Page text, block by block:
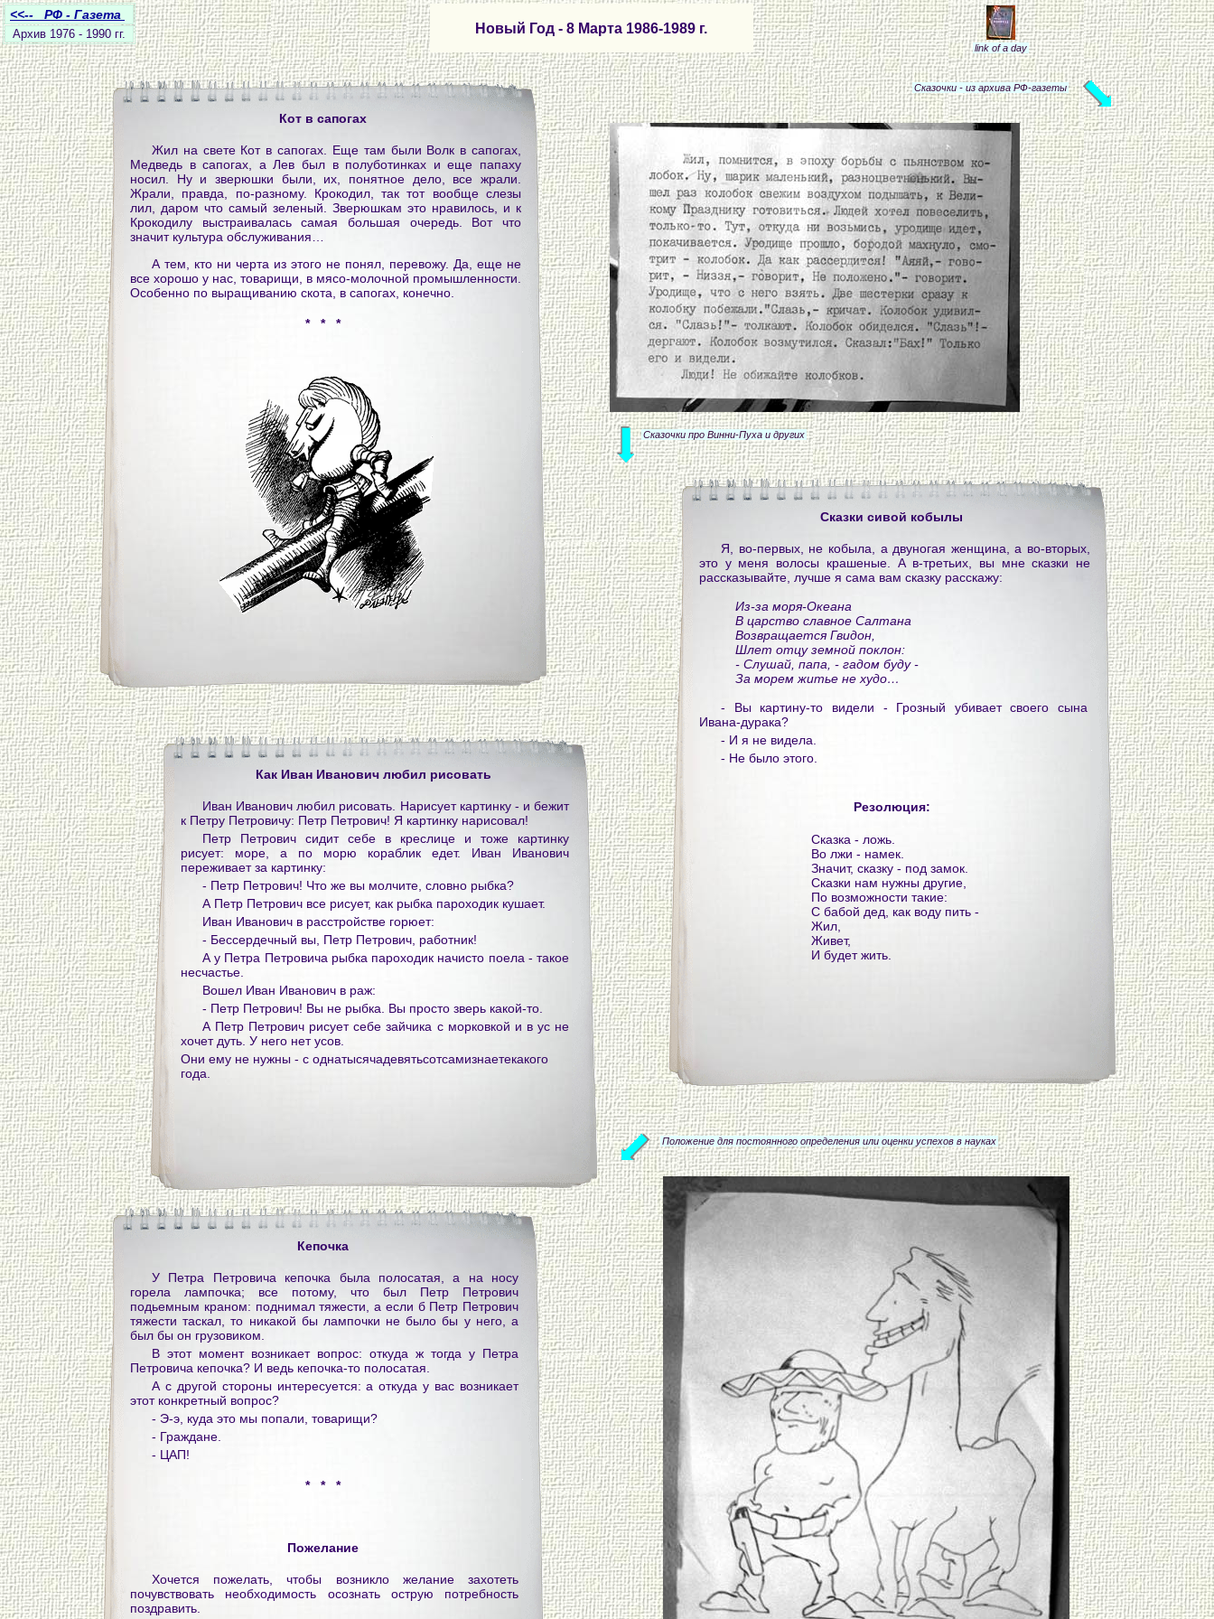
<<-- РФ - Газета
Архив 1976 - 1990 гг. Новый Год - 8 Марта 1986-1989 г.
link of a day
Кот в сапогах
Жил на свете Кот в сапогах. Еще там были Волк в сапогах,
Медведь в сапогах, а Лев был в полуботинках и еще папаху
носил. Ну и зверюшки были, их, понятное дело, все жрали.
Жрали, правда, по-разному. Крокодил, так тот вообще слезы
лил, даром что самый зеленый. Зверюшкам это нравилось, и к
Крокодилу выстраивалась самая большая очередь. Вот что
значит культура обслуживания…
А тем, кто ни черта из этого не понял, перевожу. Да, еще не
все хорошо у нас, товарищи, в мясо-молочной промышленности.
Особенно по выращиванию скота, в сапогах, конечно.
* * *
Как Иван Иванович любил рисовать
Иван Иванович любил рисовать. Нарисует картинку - и бежит
к Петру Петровичу: Петр Петрович! Я картинку нарисовал!
Петр Петрович сидит себе в креслице и тоже картинку
рисует: море, а по морю кораблик едет. Иван Иванович
переживает за картинку:
- Петр Петрович! Что же вы молчите, словно рыбка?
А Петр Петрович все рисует, как рыбка пароходик кушает.
Иван Иванович в расстройстве горюет:
- Бессердечный вы, Петр Петрович, работник!
А у Петра Петровича рыбка пароходик начисто поела - такое
несчастье.
Вошел Иван Иванович в раж:
- Петр Петрович! Вы не рыбка. Вы просто зверь какой-то.
А Петр Петрович рисует себе зайчика с морковкой и в ус не
хочет дуть. У него нет усов.
Они ему не нужны - с однатысячадевятьсотсамизнаетекакого
года.
Кепочка
У Петра Петровича кепочка была полосатая, а на носу
горела лампочка; все потому, что был Петр Петрович
подьемным краном: поднимал тяжести, а если б Петр Петрович
тяжести таскал, то никакой бы лампочки не было бы у него, а
был бы он грузовиком.
В этот момент возникает вопрос: откуда ж тогда у Петра
Петровича кепочка? И ведь кепочка-то полосатая.
А с другой стороны интересуется: а откуда у вас возникает
этот конкретный вопрос?
- Э-э, куда это мы попали, товарищи?
- Граждане.
- ЦАП!
* * *
Пожелание
Хочется пожелать, чтобы возникло желание захотеть
почувствовать необходимость осознать острую потребность
поздравить.
Сказочки - из архива РФ-газеты
Сказочки про Винни-Пуха и других
Сказки сивой кобылы
Я, во-первых, не кобыла, а двуногая женщина, а во-вторых,
это у меня волосы крашеные. А в-третьих, вы мне сказки не
рассказывайте, лучше я сама вам сказку расскажу:
Из-за моря-Океана
В царство славное Салтана
Возвращается Гвидон,
Шлет отцу земной поклон:
- Слушай, папа, - гадом буду -
За морем житье не худо…
- Вы картину-то видели - Грозный убивает своего сына
Ивана-дурака?
- И я не видела.
- Не было этого.
Резолюция:
Сказка - ложь.
Во лжи - намек.
Значит, сказку - под замок.
Сказки нам нужны другие,
По возможности такие:
С бабой дед, как воду пить -
Жил,
Живет,
И будет жить.
Положение для постоянного определения или оценки успехов в науках